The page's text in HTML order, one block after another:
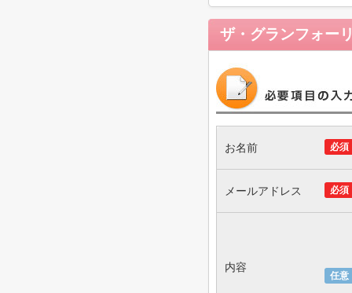
ザ・グランフォー
必須
お名前
必須
メールアドレス
任意
内容